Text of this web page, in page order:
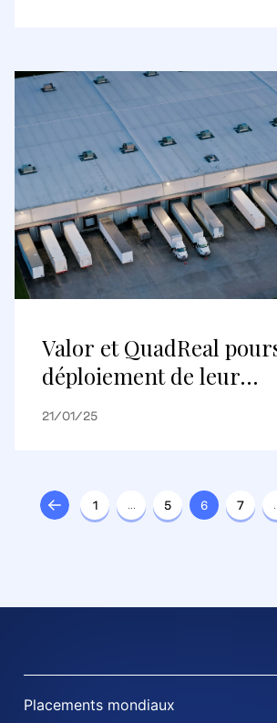
Valor et QuadReal
déploiement de leur
coentreprise avec
au coût de 130 M£
21/01/25
1 … 5 6 7
Placements mondiaux